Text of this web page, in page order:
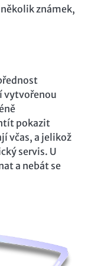
známek,
vytvořenou
pokazit
včas, a jelikož
servis. U
a nebát se